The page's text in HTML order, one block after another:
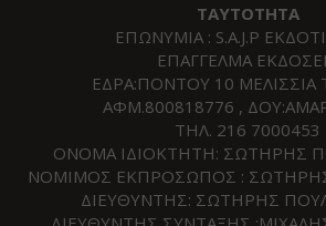
ΤΑΥΤΟΤΗΤΑ
ΕΠΩΝΥΜΙΑ : S.A.J.P
ΕΠΑΓΓΕΛΜΑ
ΕΔΡΑ:ΠΟΝΤΟΥ 10 ΜΕΛΙΣΣΙΑ
ΑΦΜ.800818776 ,
ΤΗΛ. 216 7000453
ΟΝΟΜΑ ΙΔΙΟΚΤΗΤΗ: ΣΩΤΗΡΗΣ
ΝΟΜΙΜΟΣ ΕΚΠΡΟΣΩΠΟΣ :
ΔΙΕΥΘΥΝΤΗΣ: ΣΩΤΗΡΗΣ